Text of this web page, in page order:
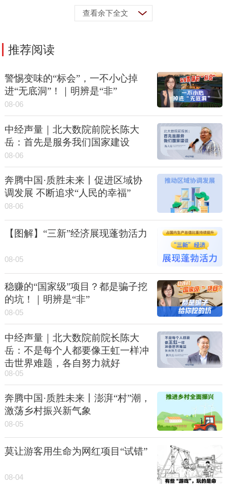
查看余下全文
推荐阅读
警惕变味的“标会”，一不小心掉
进“无底洞”！｜明辨是“非”
08-06
中经声量｜北大数院前院长陈大
岳：首先是服务我们国家建设
08-06
奔腾中国·质胜未来丨促进区域协
调发展 不断追求“人民的幸福”
08-06
【图解】“三新”经济展现蓬勃活力
08-05
稳赚的“国家级”项目？都是骗子挖
的坑！｜明辨是“非”
08-05
中经声量｜北大数院前院长陈大
岳：不是每个人都要像王虹一样冲
击世界难题，各自努力就好
08-05
奔腾中国·质胜未来丨澎湃“村”潮，
激荡乡村振兴新气象
08-05
莫让游客用生命为网红项目“试错”
08-04